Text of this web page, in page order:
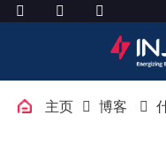
主页 博客